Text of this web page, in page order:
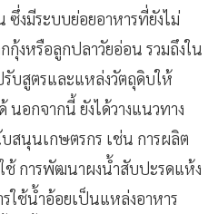
ซึ่งมีระบบย่อยอาหารที่ยังไม่
งหรือลูกปลาวัยอ่อน รวมถึงใน
รับสูตรและแหล่งวัตถุดิบให้
อกจากนี้ ยังได้วางแนวทาง
นุนเกษตรกร เช่น การผลิต
การพัฒนาผงน้ำสับปะรดแห้ง
ใช้น้ำอ้อยเป็นแหล่งอาหาร